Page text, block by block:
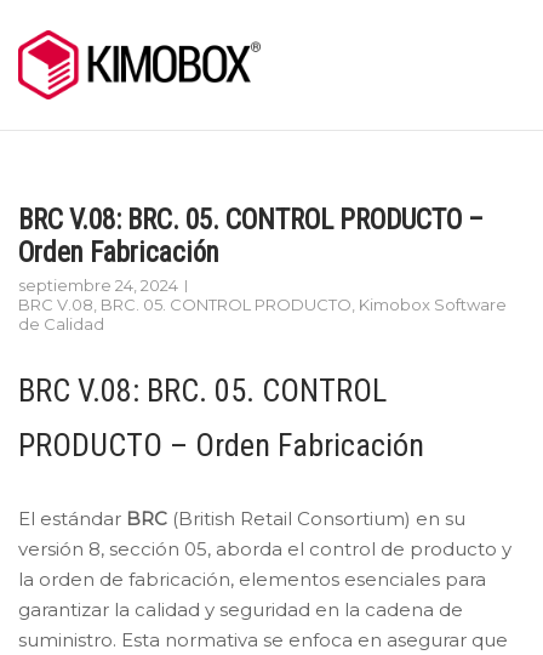
to
content
BRC V.08: BRC. 05. CONTROL PRODUCTO –
Orden Fabricación
septiembre 24, 2024
BRC V.08 BRC. 05. CONTROL PRODUCTO Kimobox Software
de Calidad
BRC V.08: BRC. 05. CONTROL
PRODUCTO – Orden Fabricación
El estándar BRC (British Retail Consortium) en su
versión 8, sección 05, aborda el control de producto y
la orden de fabricación, elementos esenciales para
garantizar la calidad y seguridad en la cadena de
suministro. Esta normativa se enfoca en asegurar que